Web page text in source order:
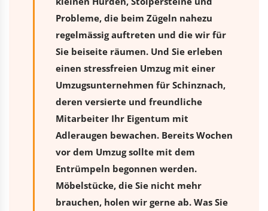
Probleme, die beim Zügeln nahezu
regelmässig auftreten und die wir für
Sie beiseite räumen. Und Sie erleben
einen stressfreien Umzugmit einer
Umzugsunternehmen für Schinznach,
deren versierte und freundliche
Mitarbeiter Ihr Eigentum mit
Adleraugen bewachen. Bereits Wochen
vor dem Umzug sollte mit dem
Entrümpeln begonnen werden.
Möbelstücke, die Sie nicht mehr
brauchen, holen wir gerne ab. Was Sie